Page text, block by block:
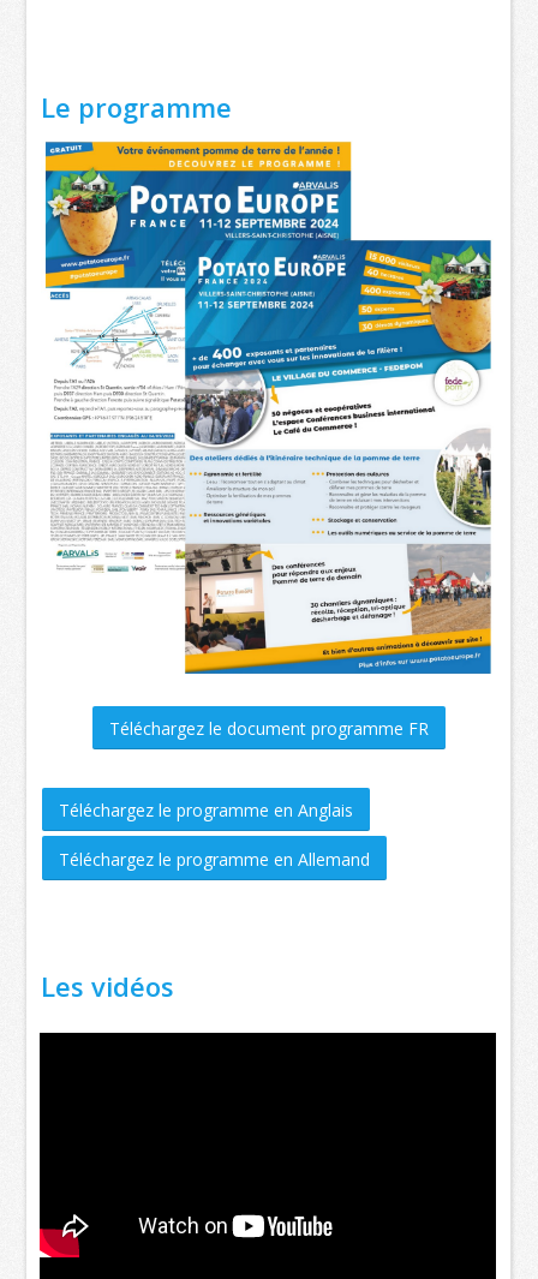
Le programme
Téléchargez le document programme FR
Téléchargez le programme en Anglais
Téléchargez le programme en Allemand
Les vidéos